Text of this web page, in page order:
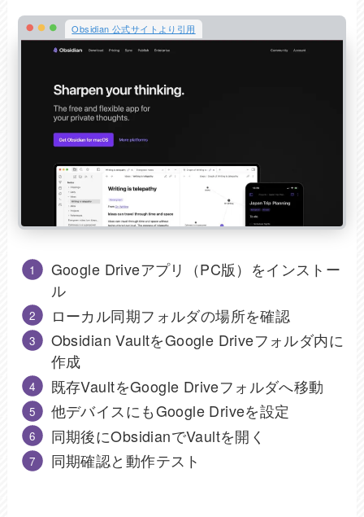
Obsidian 公式サイトより引用
Google Driveアプリ（PC版）をインストー
ル
ローカル同期フォルダの場所を確認
Obsidian VaultをGoogle Driveフォルダ内に
作成
既存VaultをGoogle Driveフォルダへ移動
他デバイスにもGoogle Driveを設定
同期後にObsidianでVaultを開く
同期確認と動作テスト